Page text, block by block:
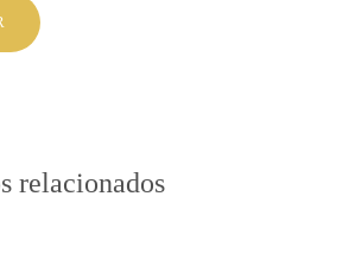
relacionados